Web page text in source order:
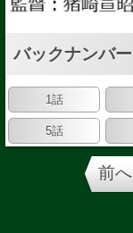
バックナンバー
1話
5話
前へ